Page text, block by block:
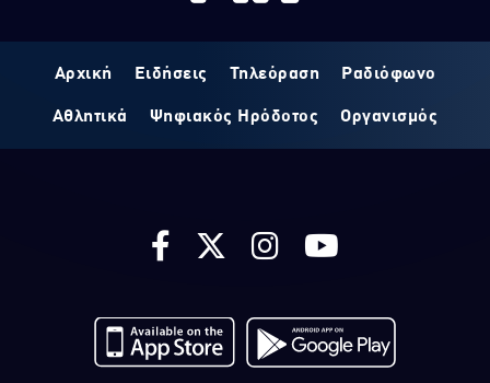
Αρχική Ειδήσεις Τηλεόραση Ραδιόφωνο
Αθλητικά Ψηφιακός Ηρόδοτος Οργανισμός